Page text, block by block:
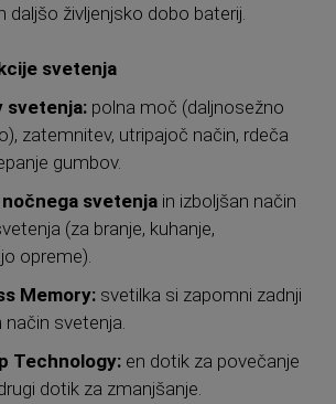
daljšo življenjsko dobo baterij.
svetenja
svetenja: polna moč (daljnosežno
zatemnitev, utripajoč način, rdeča
gumbov.
svetenja in izboljšan način
(za branje, kuhanje,
opreme).
Memory: svetilka si zapomni zadnji
način svetenja.
Technology: en dotik za povečanje
dotik za zmanjšanje.